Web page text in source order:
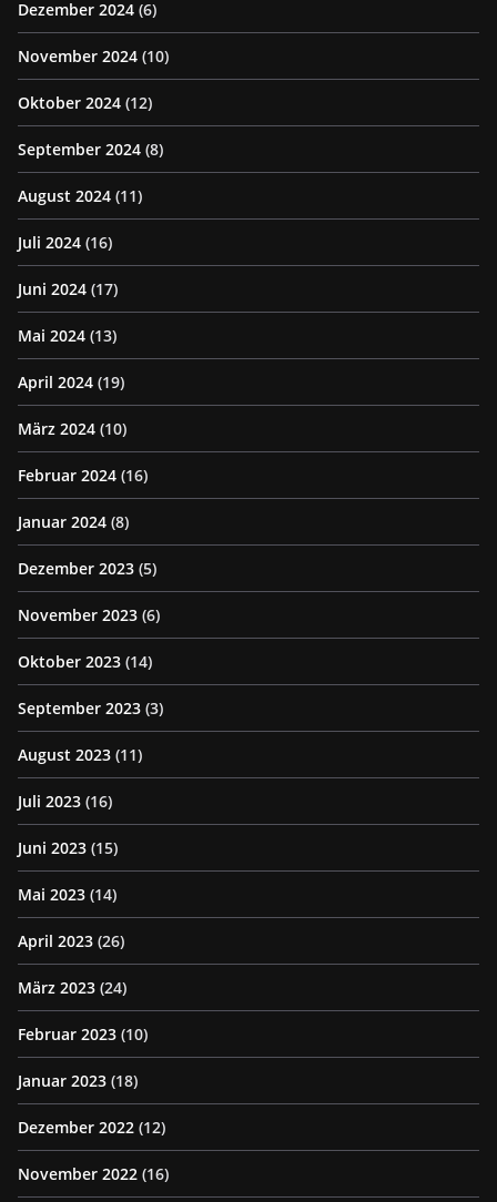
Dezember 2024 (6)
November 2024 (10)
Oktober 2024 (12)
September 2024 (8)
August 2024 (11)
Juli 2024 (16)
Juni 2024 (17)
Mai 2024 (13)
April 2024 (19)
März 2024 (10)
Februar 2024 (16)
Januar 2024 (8)
Dezember 2023 (5)
November 2023 (6)
Oktober 2023 (14)
September 2023 (3)
August 2023 (11)
Juli 2023 (16)
Juni 2023 (15)
Mai 2023 (14)
April 2023 (26)
März 2023 (24)
Februar 2023 (10)
Januar 2023 (18)
Dezember 2022 (12)
November 2022 (16)